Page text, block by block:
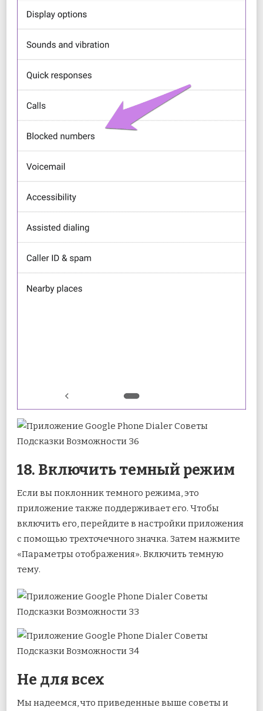
18. Включить темный режим
Если вы поклонник темного режима, это
приложение также поддерживает его. Чтобы
включить его, перейдите в настройки приложения
с помощью трехточечного значка. Затем нажмите
«Параметры отображения». Включить темную
тему.
Не для всех
Мы надеемся, что приведенные выше советы и